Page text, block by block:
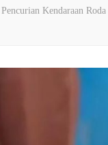
Pencurian Kendaraan